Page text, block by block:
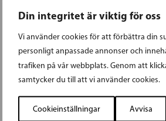
Din integritet är viktig för oss
Vi använder cookies för att förbättra din
personligt anpassade annonser och
trafiken på vår webbplats. Genom att
samtycker du till att vi använder cookies.
Cookieinställningar Avvisa
riksdagsledamot, Sandra
nöjd med
projekten som tilldelas
byggnaderna på Örö,
och cykelvägen längs